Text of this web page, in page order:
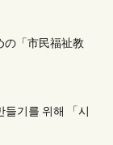
の「市民福祉教
들기를 위해 「시